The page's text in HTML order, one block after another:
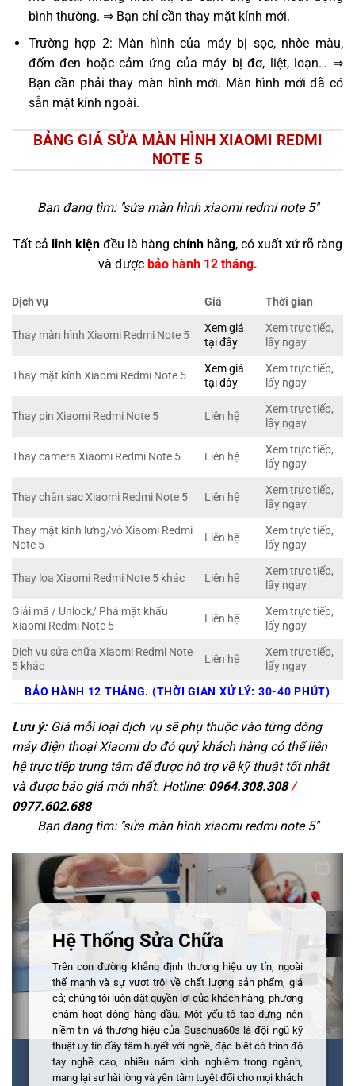
bình thường. ⇒ Bạn chỉ cần thay mặt kính mới.
Trường hợp 2: Màn hình của máy bị sọc, nhòe màu,
đốm đen hoặc cảm ứng của máy bị đơ, liệt, loạn… ⇒
Bạn cần phải thay màn hình mới. Màn hình mới đã có
sẵn mặt kính ngoài.
BẢNG GIÁ SỬA MÀN HÌNH XIAOMI REDMI
NOTE 5
Bạn đang tìm: "sửa màn hình xiaomi redmi note 5"
Tất cả linh kiện đều là hàng chính hãng, có xuất xứ rõ ràng
và được bảo hành 12 tháng.
Dịch vụ Giá Thời gian
Thay màn hình Xiaomi Redmi Note 5
Xem giá
tại đây
Xem trực tiếp,
lấy ngay
Thay mặt kính Xiaomi Redmi Note 5
Xem giá
tại đây
Xem trực tiếp,
lấy ngay
Thay pin Xiaomi Redmi Note 5 Liên hệ
Xem trực tiếp,
lấy ngay
Thay camera Xiaomi Redmi Note 5 Liên hệ
Xem trực tiếp,
lấy ngay
Thay chân sạc Xiaomi Redmi Note 5 Liên hệ
Xem trực tiếp,
lấy ngay
Thay mặt kính lưng/vỏ Xiaomi Redmi
Note 5
Liên hệ
Xem trực tiếp,
lấy ngay
Thay loa Xiaomi Redmi Note 5 khác Liên hệ
Xem trực tiếp,
lấy ngay
Giải mã / Unlock/ Phá mật khẩu
Xiaomi Redmi Note 5
Liên hệ
Xem trực tiếp,
lấy ngay
Dịch vụ sửa chữa Xiaomi Redmi Note
5 khác
Liên hệ
Xem trực tiếp,
lấy ngay
BẢO HÀNH 12 THÁNG. (THỜI GIAN XỬ LÝ: 30-40 PHÚT)
Lưu ý:Giá mỗi loại dịch vụ sẽ phụ thuộc vào từng dòng
máy điện thoại Xiaomi do đó quý khách hàng có thể liên
hệ trực tiếp trung tâm để được hỗ trợ về kỹ thuật tốt nhất
và được báo giá mới nhất. Hotline: 0964.308.308/
0977.602.688
Bạn đang tìm: "sửa màn hình xiaomi redmi note 5"
Hệ Thống Sửa Chữa
Trên con đường khẳng định thương hiệu uy tín, ngoài
thế mạnh và sự vượt trội về chất lượng sản phẩm, giá
cả; chúng tôi luôn đặt quyền lợi của khách hàng, phương
châm hoạt động hàng đầu. Một yếu tố tạo dựng nên
niềm tin và thương hiệu của Suachua60s là đội ngũ kỹ
thuật uy tín đầy tâm huyết với nghề, đặc biệt có trình độ
tay nghề cao, nhiều năm kinh nghiệm trong ngành,
mang lại sự hài lòng và yên tâm tuyệt đối cho mọi khách